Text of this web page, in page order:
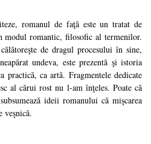
romanul de faţă este un tratat de
modul romantic, filosofic al termenilor.
de dragul procesului în sine,
undeva, este prezentă şi istoria
practică, ca artă. Fragmentele dedicate
al cărui rost nu l-am înţeles. Poate că
ideii romanului că mişcarea
veşnică.